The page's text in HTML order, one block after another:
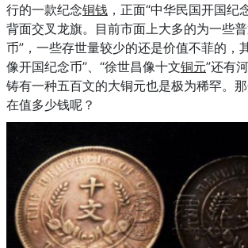
行的一款纪念铜钱 ，正面“中华民国开国纪
背面交叉龙旗。目前市面上大多的为一些
币”，一些存世量较少的还是价值不菲的，
像开国纪念币”、“徐世昌像十文铜元”还有
铸有一种五百文的大铜元也是极为稀罕。
在值多少钱呢？